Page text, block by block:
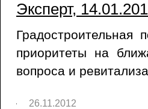
Эксперт,
Градостроительная
приоритеты на
вопроса и
26.11.2012